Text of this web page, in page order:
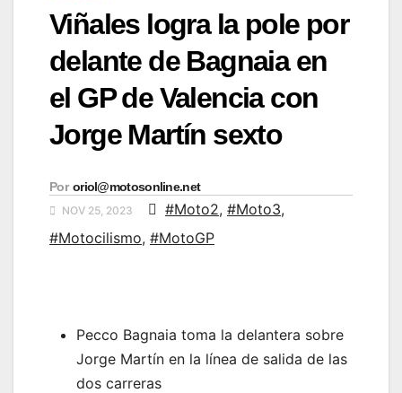
Viñales logra la pole por
delante de Bagnaia en
el GP de Valencia con
Jorge Martín sexto
Por oriol@motosonline.net
NOV 25, 2023 #Moto2, #Moto3,
#Motocilismo, #MotoGP
Pecco Bagnaia toma la delantera sobre
Jorge Martín en la línea de salida de las
dos carreras